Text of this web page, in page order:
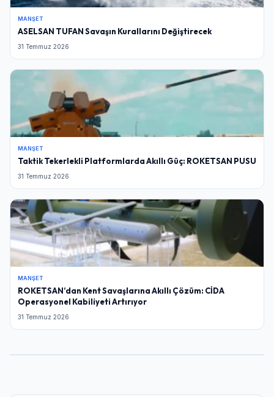
MANŞET
ASELSAN TUFAN Savaşın Kurallarını Değiştirecek
31 Temmuz 2026
MANŞET
Taktik Tekerlekli Platformlarda Akıllı Güç: ROKETSAN PUSU
31 Temmuz 2026
MANŞET
ROKETSAN’dan Kent Savaşlarına Akıllı Çözüm: CİDA
Operasyonel Kabiliyeti Artırıyor
31 Temmuz 2026